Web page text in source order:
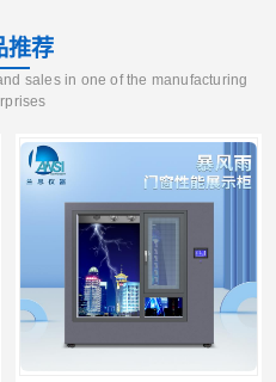
推荐
sales in one of the manufacturing